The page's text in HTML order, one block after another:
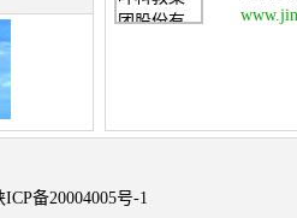
ICP备20004005号-1